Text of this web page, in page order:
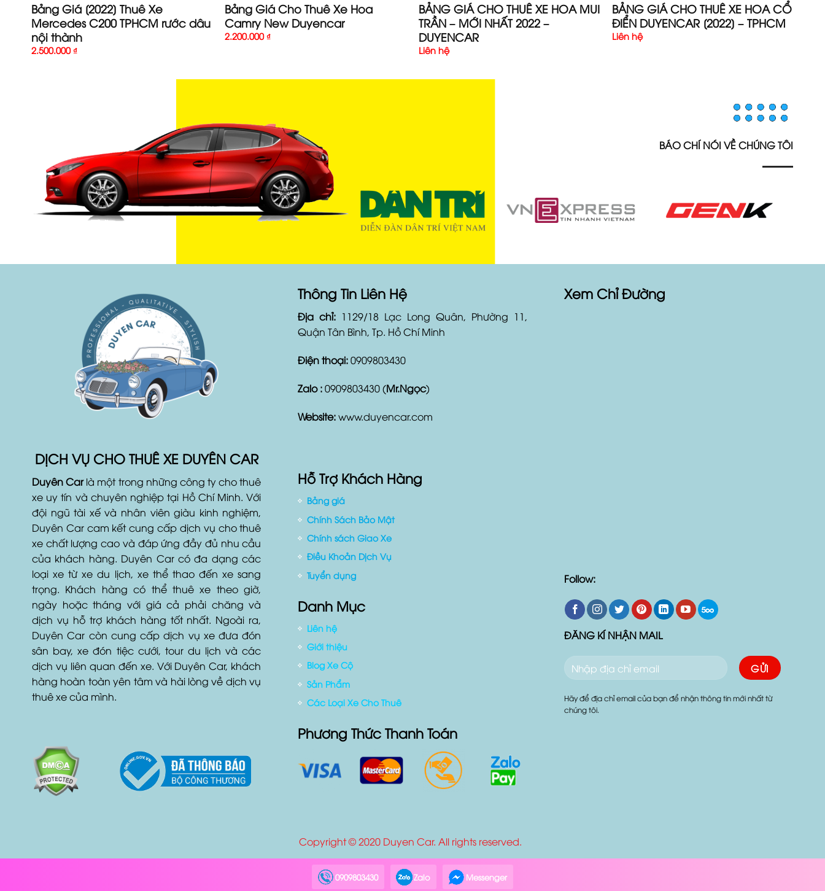
0909803430 Zalo Messenger
Bảng Giá [2022] Thuê Xe
Mercedes C200 TPHCM rước dâu
nội thành
2.500.000₫
Bảng Giá Cho Thuê Xe Hoa
Camry New Duyencar
2.200.000₫
BẢNG GIÁ CHO THUÊ XE HOA MUI
TRẦN – MỚI NHẤT 2022 –
DUYENCAR
Liên hệ
BẢNG GIÁ CHO THUÊ XE HOA CỔ
ĐIỂN DUYENCAR [2022] – TPHCM
Liên hệ
BÁO CHÍ NÓI VỀ CHÚNG TÔI
DỊCH VỤ CHO THUÊ XE DUYÊN CAR
xe uy tín và chuyên nghiệp tại Hồ Chí Minh. Với
đội ngũ tài xế và nhân viên giàu kinh nghiệm,
Duyên Car cam kết cung cấp dịch vụ cho thuê
xe chất lượng cao và đáp ứng đầy đủ nhu cầu
của khách hàng. Duyên Car có đa dạng các
loại xe từ xe du lịch, xe thể thao đến xe sang
trọng. Khách hàng có thể thuê xe theo giờ,
ngày hoặc tháng với giá cả phải chăng và
dịch vụ hỗ trợ khách hàng tốt nhất. Ngoài ra,
Duyên Car còn cung cấp dịch vụ xe đưa đón
sân bay, xe đón tiệc cưới, tour du lịch và các
dịch vụ liên quan đến xe. Với Duyên Car, khách
hàng hoàn toàn yên tâm và hài lòng về dịch vụ
thuê xe của mình.
Thông Tin Liên Hệ
Địa chỉ:
Quận Tân Bình, Tp. Hồ Chí Minh
Hỗ Trợ Khách Hàng
Điều Khoản Dịch Vụ
Tuyển dụng
Danh Mục
Sản Phẩm
Phương Thức Thanh Toán
Xem Chỉ Đường
ĐĂNG KÍ NHẬN MAIL
chúng tôi.